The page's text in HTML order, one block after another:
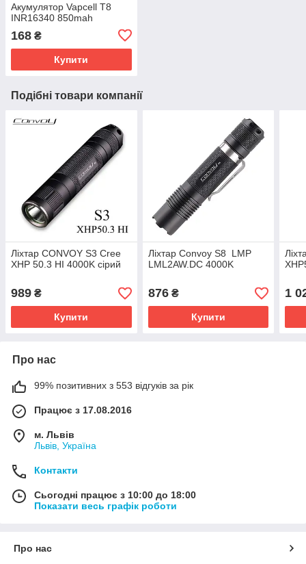
Акумулятор Vapcell T8
INR16340 850mah
168 ₴
Купити
Подібні товари компанії
Ліхтар CONVOY S3 Cree
XHP 50.3 HI 4000K сірий
989 ₴
Купити
Ліхтар Convoy S8 LMP
LML2AW.DC 4000K
876₴
Купити
1
Про нас
99% позитивних з 553 відгуків за рік
Працює з 17.08.2016
м. Львів
Львів, Україна
Контакти
Сьогодні працює з 10:00 до 18:00
Показати весь графік роботи
Про нас